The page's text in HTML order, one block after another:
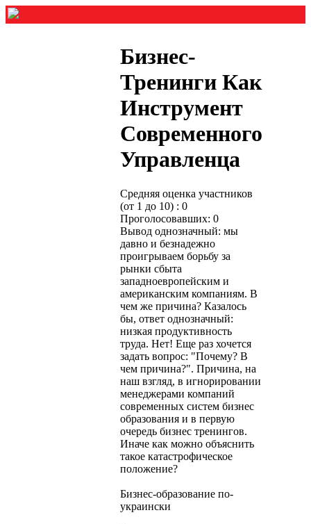
Бизнес-
Тренинги Как
Инструмент
Современного
Управленца
Средняя оценка участников
(от 1 до 10) : 0
Проголосовавших: 0
Вывод однозначный: мы
давно и безнадежно
проигрываем борьбу за
рынки сбыта
западноевропейским и
американским компаниям. В
чем же причина? Казалось
бы, ответ однозначный:
низкая продуктивность
труда. Нет! Еще раз хочется
задать вопрос: "Почему? В
чем причина?". Причина, на
наш взгляд, в игнорировании
менеджерами компаний
современных систем бизнес
образования и в первую
очередь бизнес тренингов.
Иначе как можно объяснить
такое катастрофическое
положение?
Бизнес-образование по-
украински